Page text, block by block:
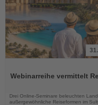
die
Webinarreihe vermittelt
Drei Online-Seminare beleuchten
außergewöhnliche Reiseformen im